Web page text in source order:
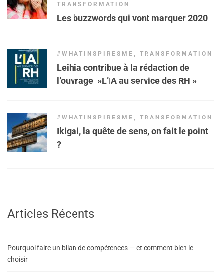
TRANSFORMATION
Les buzzwords qui vont marquer 2020
#WHATINSPIRESME , TRANSFORMATION
Leihia contribue à la rédaction de
l’ouvrage »L’IA au service des RH »
#WHATINSPIRESME , TRANSFORMATION
Ikigai, la quête de sens, on fait le point
?
Articles Récents
Pourquoi faire un bilan de compétences — et comment bien le
choisir